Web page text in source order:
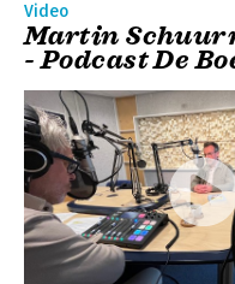
Video
Martin
- Podcast De